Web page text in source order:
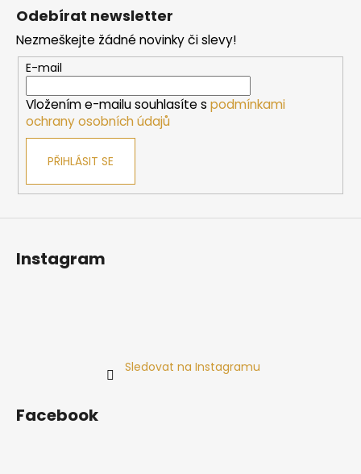
HARVIA,
500
ML
337
Kč
Odebírat newsletter
Nezmeškejte žádné novinky či slevy!
E-mail
Vložením e-mailu souhlasíte s podmínkami
ochrany osobních údajů
PŘIHLÁSIT SE
Instagram
Sledovat na Instagramu
Facebook